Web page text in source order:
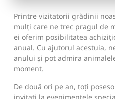
Printre vizitatorii grădinii
mulți care ne trec pragul de
ei oferim posibilitatea
anual. Cu ajutorul acestuia,
anului și pot admira
moment.
De două ori pe an, toți
invitați la evenimentele